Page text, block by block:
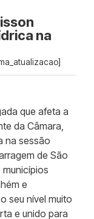
na
que afeta a
da Câmara,
na sessão
de São
e
seu nível muito
e unido para